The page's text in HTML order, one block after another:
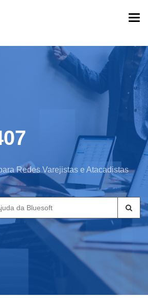
Redes Varejistas e Atacadistas